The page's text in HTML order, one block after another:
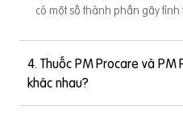
có một số thành phần gây
4. Thuốc PM Procare và
khác nhau?